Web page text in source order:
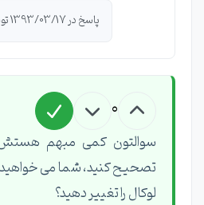
پاسخ در 1393/03/17 توسط
0
سوالتون کمی مبهم هستش!
تصحیح کنید، شما می خواهید
لوکال را تغییر دهید؟